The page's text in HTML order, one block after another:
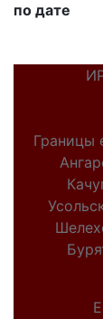
по дате
Границы